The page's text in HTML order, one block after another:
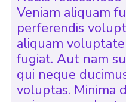
Veniam aliquam
perferendis
aliquam
fugiat. Aut nam
qui neque
voluptas. Minima